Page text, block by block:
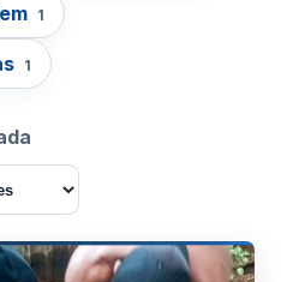
1
1